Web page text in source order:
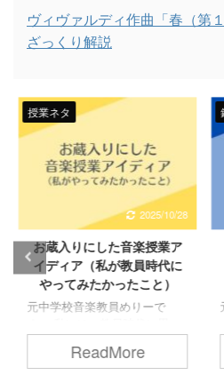
ヴィヴァルディ作曲「春（第
ざっくり解説
授業ネタ
2025/10/28
お蔵入りにした音楽授業ア
イディア（私が教員時代に
やってみたかったこと）
元中学校音楽教員めりーで
付いたものの出来なかった授
業や、教員を辞めてからふと
ReadMore